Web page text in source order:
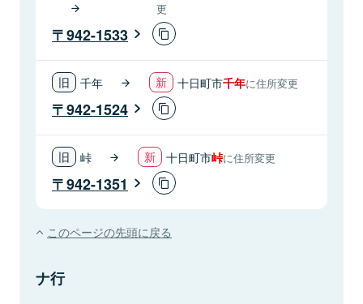
更
942-1533
千年 十日町市千年に住所変更
942-1524
峠 十日町市峠に住所変更
942-1351
このページの先頭に戻る
ナ行